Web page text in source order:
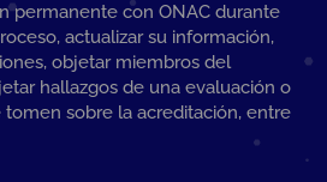
permanente con ONAC durante
actualizar su información,
objetar miembros del
hallazgos de una evaluación o
tomen sobre la acreditación, entre